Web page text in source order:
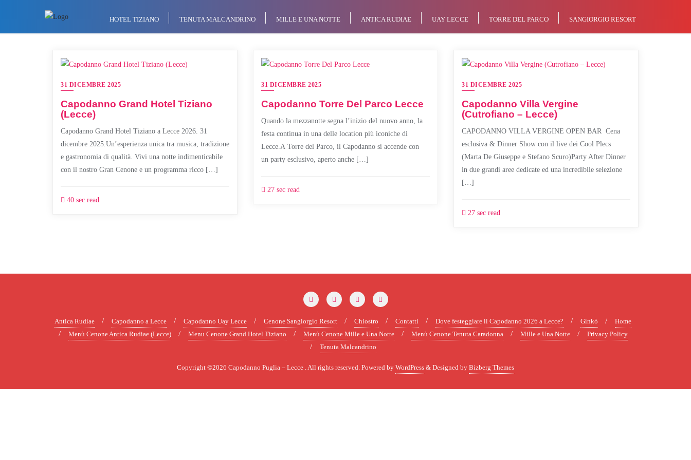
content
HOTEL TIZIANO TENUTA MALCANDRINO MILLE E UNA NOTTE ANTICA RUDIAE UAY LECCE TORRE DEL PARCO SANGIORGIO RESORT
31 DICEMBRE 2025
Capodanno Grand Hotel Tiziano
(Lecce)
Capodanno Grand Hotel Tiziano a Lecce 2026. 31
dicembre 2025.Un’esperienza unica tra musica, tradizione
e gastronomia di qualità. Vivi una notte indimenticabile
con il nostro Gran Cenone e un programma ricco […]
40 sec read
31 DICEMBRE 2025
Capodanno Torre Del Parco Lecce
Quando la mezzanotte segna l’inizio del nuovo anno, la
festa continua in una delle location più iconiche di
Lecce.A Torre del Parco, il Capodanno si accende con
un party esclusivo, aperto anche […]
27 sec read
31 DICEMBRE 2025
Capodanno Villa Vergine
(Cutrofiano – Lecce)
CAPODANNO VILLA VERGINE OPEN BAR Cena
esclusiva & Dinner Show con il live dei Cool Plecs
(Marta De Giuseppe e Stefano Scuro)Party After Dinner
in due grandi aree dedicate ed una incredibile selezione
[…]
27 sec read
Antica Rudiae Capodanno a Lecce Capodanno Uay Lecce Cenone Sangiorgio Resort Chiostro Contatti Dove festeggiare il Capodanno 2026 a Lecce? Ginkò
Home
Menù Cenone Antica Rudiae (Lecce)
Menu Cenone Grand Hotel Tiziano Menù Cenone Mille e Una Notte Menù Cenone Tenuta Caradonna Mille e Una Notte
Privacy Policy
Tenuta Malcandrino
Copyright ©2026 Capodanno Puglia – Lecce . All rights reserved. Powered by WordPress & Designed by Bizberg Themes